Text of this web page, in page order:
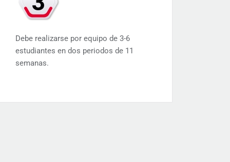
Debe realizarse por equipo de 3-6
estudiantes en dos periodos de 11
semanas.